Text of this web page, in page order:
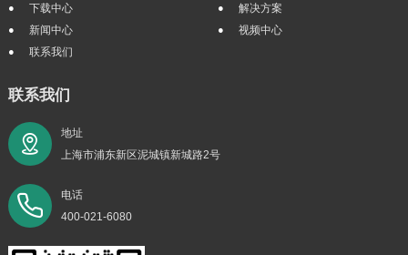
下载中心
解决方案
新闻中心
视频中心
联系我们
联系我们
地址
上海市浦东新区泥城镇新城路2号
电话
400-021-6080